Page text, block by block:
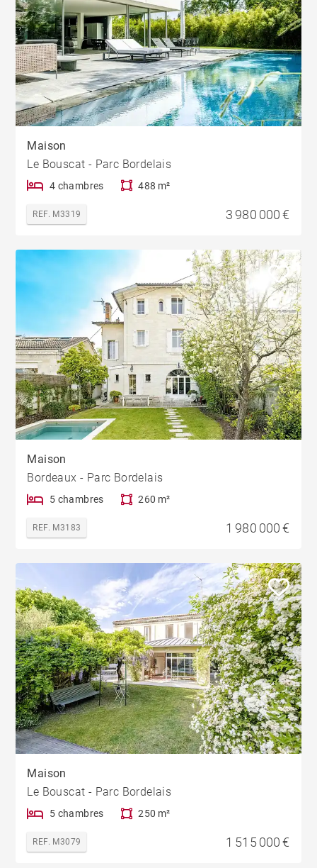
Maison
Le Bouscat - Parc Bordelais
4 chambres 488 m²
REF. M3319 3 980 000 €
Maison
Bordeaux - Parc Bordelais
5 chambres 260 m²
REF. M3183 1 980 000 €
Maison
Le Bouscat - Parc Bordelais
5 chambres 250 m²
REF. M3079 1 515 000 €